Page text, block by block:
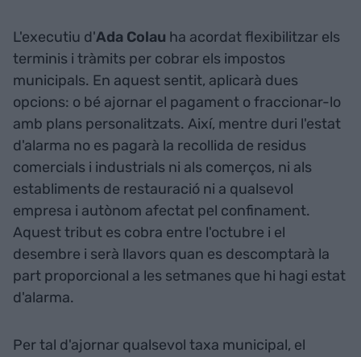
L'executiu d'Ada Colau ha acordat flexibilitzar els
terminis i tràmits per cobrar els impostos
municipals. En aquest sentit, aplicarà dues
opcions: o bé ajornar el pagament o fraccionar-lo
amb plans personalitzats. Així, mentre duri l'estat
d'alarma no es pagarà la recollida de residus
comercials i industrials ni als comerços, ni als
establiments de restauració ni a qualsevol
empresa i autònom afectat pel confinament.
Aquest tribut es cobra entre l'octubre i el
desembre i serà llavors quan es descomptarà la
part proporcional a les setmanes que hi hagi estat
d'alarma.
Per tal d'ajornar qualsevol taxa municipal, el